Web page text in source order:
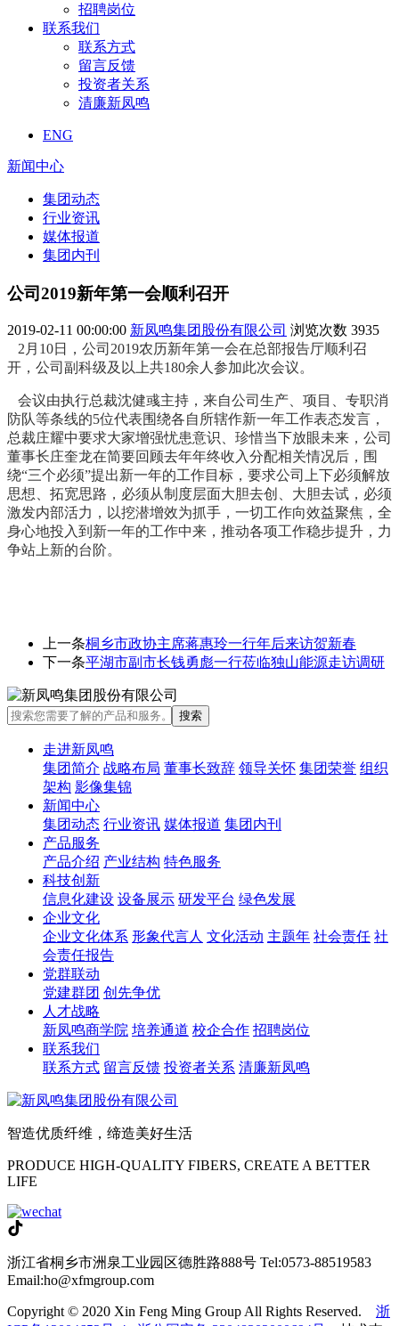
招聘岗位
联系我们
联系方式
留言反馈
投资者关系
清廉新凤鸣
ENG
新闻中心
集团动态
行业资讯
媒体报道
集团内刊
公司2019新年第一会顺利召开
2019-02-11 00:00:00 新凤鸣集团股份有限公司 浏览次数 3935
2月10日，公司2019农历新年第一会在总部报告厅顺利召
开，公司副科级及以上共180余人参加此次会议。
会议由执行总裁沈健彧主持，来自公司生产、项目、专职消
防队等条线的5位代表围绕各自所辖作新一年工作表态发言，
总裁庄耀中要求大家增强忧患意识、珍惜当下放眼未来，公司
董事长庄奎龙在简要回顾去年年终收入分配相关情况后，围
绕“三个必须”提出新一年的工作目标，要求公司上下必须解放
思想、拓宽思路，必须从制度层面大胆去创、大胆去试，必须
激发内部活力，以挖潜增效为抓手，一切工作向效益聚焦，全
身心地投入到新一年的工作中来，推动各项工作稳步提升，力
争站上新的台阶。
上一条桐乡市政协主席蒋惠玲一行年后来访贺新春
下一条平湖市副市长钱勇彪一行莅临独山能源走访调研
走进新凤鸣
集团简介 战略布局 董事长致辞 领导关怀 集团荣誉 组织
架构 影像集锦
新闻中心
集团动态 行业资讯 媒体报道 集团内刊
产品服务
产品介绍 产业结构 特色服务
科技创新
信息化建设 设备展示 研发平台 绿色发展
企业文化
企业文化体系 形象代言人 文化活动 主题年 社会责任 社
会责任报告
党群联动
党建群团 创先争优
人才战略
新凤鸣商学院 培养通道 校企合作 招聘岗位
联系我们
联系方式 留言反馈 投资者关系 清廉新凤鸣
智造优质纤维，缔造美好生活
PRODUCE HIGH-QUALITY FIBERS, CREATE A BETTER
LIFE
浙江省桐乡市洲泉工业园区德胜路888号 Tel:0573-88519583
Email:ho@xfmgroup.com
Copyright © 2020 Xin Feng Ming Group All Rights Reserved. 浙